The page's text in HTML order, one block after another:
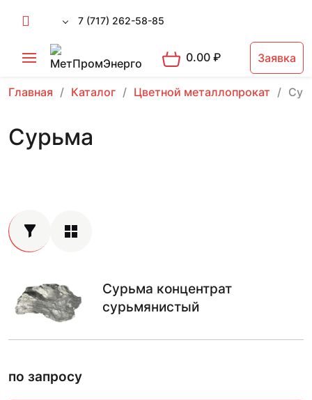
7 (717) 262-58-85
0.00₽ Заявка
Главная Каталог Цветной металлопрокат
Сурьма
Сурьма концентрат
сурьмянистый
по запросу